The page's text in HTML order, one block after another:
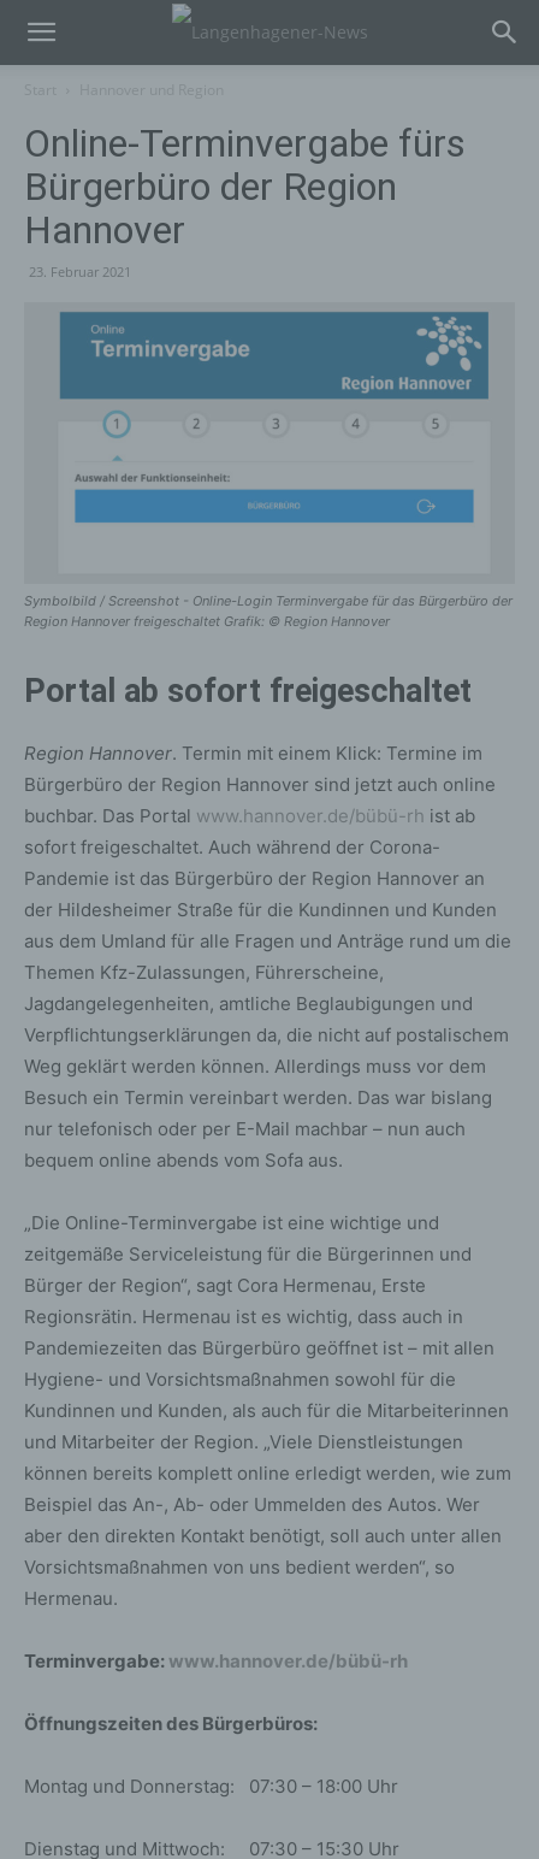
Online-Terminvergabe fürs
Bürgerbüro der Region
Hannover
23. Februar 2021
Symbolbild / Screenshot - Online-Login Terminvergabe für das Bürgerbüro der
Region Hannover freigeschaltet Grafik: © Region Hannover
Portal ab sofort freigeschaltet
Region Hannover. Termin mit einem Klick: Termine im
Bürgerbüro der Region Hannover sind jetzt auch online
buchbar. Das Portal www.hannover.de/bübü-rh ist ab
sofort freigeschaltet. Auch während der Corona-
Pandemie ist das Bürgerbüro der Region Hannover an
der Hildesheimer Straße für die Kundinnen und Kunden
aus dem Umland für alle Fragen und Anträge rund um die
Themen Kfz-Zulassungen, Führerscheine,
Jagdangelegenheiten, amtliche Beglaubigungen und
Verpflichtungserklärungen da, die nicht auf postalischem
Weg geklärt werden können. Allerdings muss vor dem
Besuch ein Termin vereinbart werden. Das war bislang
nur telefonisch oder per E-Mail machbar – nun auch
bequem online abends vom Sofa aus.
„Die Online-Terminvergabe ist eine wichtige und
zeitgemäße Serviceleistung für die Bürgerinnen und
Bürger der Region“, sagt Cora Hermenau, Erste
Regionsrätin. Hermenau ist es wichtig, dass auch in
Pandemiezeiten das Bürgerbüro geöffnet ist – mit allen
Hygiene- und Vorsichtsmaßnahmen sowohl für die
Kundinnen und Kunden, als auch für die Mitarbeiterinnen
und Mitarbeiter der Region. „Viele Dienstleistungen
können bereits komplett online erledigt werden, wie zum
Beispiel das An-, Ab- oder Ummelden des Autos. Wer
aber den direkten Kontakt benötigt, soll auch unter allen
Vorsichtsmaßnahmen von uns bedient werden“, so
Hermenau.
Terminvergabe:www.hannover.de/bübü-rh
Öffnungszeiten des Bürgerbüros:
Montag und Donnerstag: 07:30 – 18:00 Uhr
Dienstag und Mittwoch: 07:30 – 15:30 Uhr